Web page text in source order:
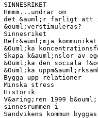
SINNESRIKET
Hmmm...undrar om
det &auml;r farligt att
&ouml;verstimuleras?
Sinnesriket
Befr&auml;mja
&Ouml;ka
Skapa k&auml;nslor av
&Ouml;ka den sociala
&Ouml;ka
Bygga upp relationer
Minska stress
Historik
V&aring;ren 1999
sinnesrummen i
Sandvikens kommun